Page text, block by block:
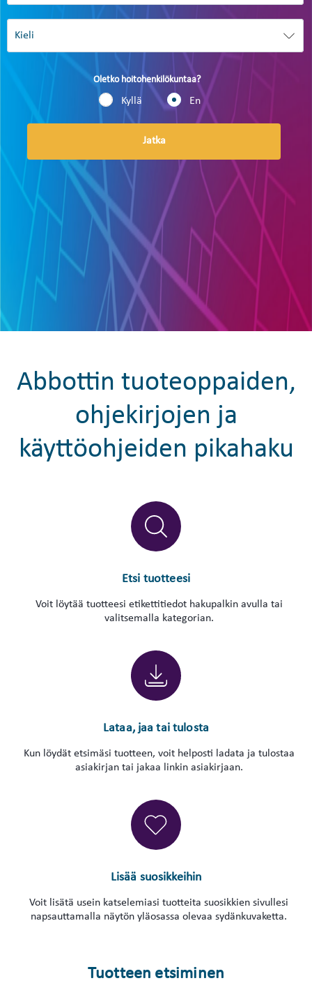
Oletko hoitohenkilökuntaa?
Kyllä En
Jatka
Abbottin tuoteoppaiden,
ohjekirjojen ja
käyttöohjeiden pikahaku
Etsi tuotteesi
Voit löytää tuotteesi etikettitiedot hakupalkin avulla tai
valitsemalla kategorian.
Lataa, jaa tai tulosta
Kun löydät etsimäsi tuotteen, voit helposti ladata ja tulostaa
asiakirjan tai jakaa linkin asiakirjaan.
Lisää suosikkeihin
Voit lisätä usein katselemiasi tuotteita suosikkien sivullesi
napsauttamalla näytön yläosassa olevaa sydänkuvaketta.
Tuotteen etsiminen